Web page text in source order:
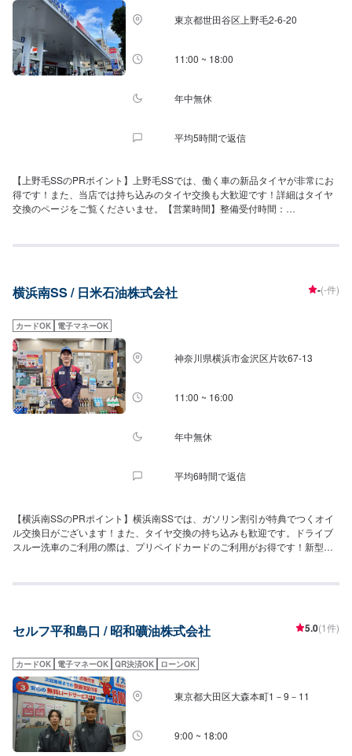
東京都世田谷区上野毛2-6-20
11:00 ~ 18:00
年中無休
平均5時間で返信
【上野毛SSのPRポイント】上野毛SSでは、働く車の新品タイヤが非常にお
得です！また、当店では持ち込みのタイヤ交換も大歓迎です！詳細はタイヤ
交換のページをご覧くださいませ。【営業時間】整備受付時間：
進む道路からの方が入店が楽でございます。
横浜南SS / 日米石油株式会社 -(-件)
カードOK 電子マネーOK
神奈川県横浜市金沢区片吹67-13
11:00 ~ 16:00
年中無休
平均6時間で返信
【横浜南SSのPRポイント】横浜南SSでは、ガソリン割引が特典でつくオイ
ル交換日がございます！また、タイヤ交換の持ち込みも歓迎です。ドライブ
スルー洗車のご利用の際は、プリペイドカードのご利用がお得です！新型ド
11:00~18:00給油営業時間：24h【アクセス】横須賀街道(国道16号線)沿いに
セルフ平和島口 / 昭和礦油株式会社 5.0(1件)
カードOK 電子マネーOK QR決済OK ローンOK
東京都大田区大森本町1－9－11
9:00 ~ 18:00